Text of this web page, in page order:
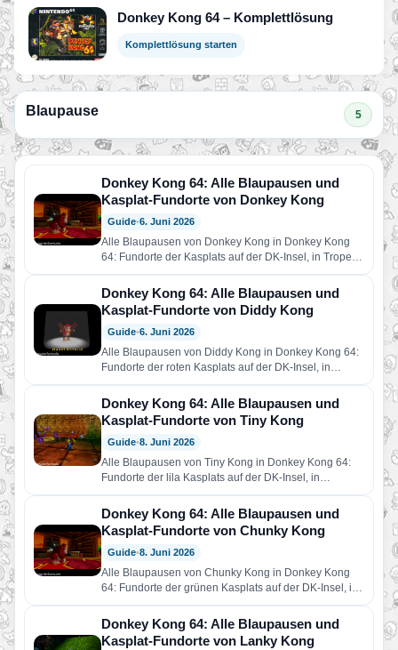
Donkey Kong 64 – Komplettlösung
Komplettlösung starten
Blaupause 5
Donkey Kong 64: Alle Blaupausen und
Kasplat-Fundorte von Donkey Kong
Guide•6. Juni 2026
Alle Blaupausen von Donkey Kong in Donkey Kong
64: Fundorte der Kasplats auf der DK-Insel, in Tropen
Trubel,…
Donkey Kong 64: Alle Blaupausen und
Kasplat-Fundorte von Diddy Kong
Guide•6. Juni 2026
Alle Blaupausen von Diddy Kong in Donkey Kong 64:
Fundorte der roten Kasplats auf der DK-Insel, in
Tropen…
Donkey Kong 64: Alle Blaupausen und
Kasplat-Fundorte von Tiny Kong
Guide•8. Juni 2026
Alle Blaupausen von Tiny Kong in Donkey Kong 64:
Fundorte der lila Kasplats auf der DK-Insel, in
Tropen…
Donkey Kong 64: Alle Blaupausen und
Kasplat-Fundorte von Chunky Kong
Guide•8. Juni 2026
Alle Blaupausen von Chunky Kong in Donkey Kong
64: Fundorte der grünen Kasplats auf der DK-Insel, in
Tropen…
Donkey Kong 64: Alle Blaupausen und
Kasplat-Fundorte von Lanky Kong